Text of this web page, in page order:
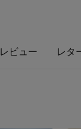
レビュー レタ